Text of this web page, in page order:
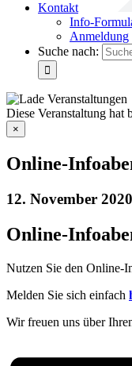
Kontakt
Info-
Anmeldung
Suche nach:
Diese Veranstaltung hat
×
Online-
12. November
Online-
Nutzen Sie den Online-
Melden Sie sich einfach
Wir freuen uns über